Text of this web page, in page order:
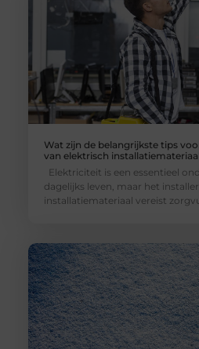
Wat zijn de belangrijkste tips
van elektrisch
Elektriciteit is een essentieel
dagelijks leven, maar het
installatiemateriaal vereist